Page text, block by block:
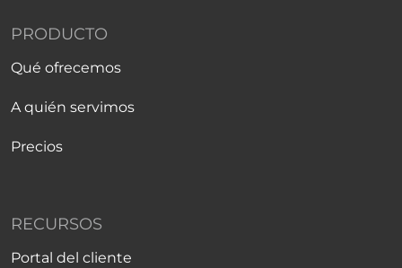
PRODUCTO
Qué ofrecemos
A quién servimos
Precios
RECURSOS
Portal del cliente